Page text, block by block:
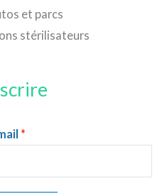
et parcs
stérilisateurs
*